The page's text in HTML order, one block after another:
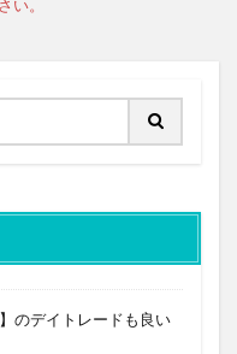
のデイトレードも良い